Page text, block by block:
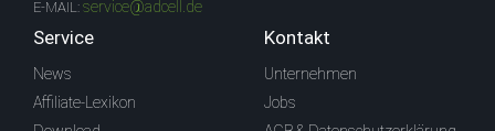
E-MAIL: service@adcell.de
Service
News
Affiliate-Lexikon
Kontakt
Unternehmen
Jobs